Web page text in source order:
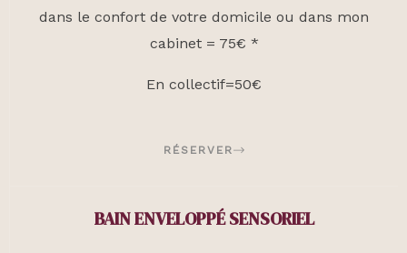
dans le confort de votre domicile ou dans mon
cabinet = 75€ *
En collectif=50€
RÉSERVER
BAIN ENVELOPPÉ SENSORIEL